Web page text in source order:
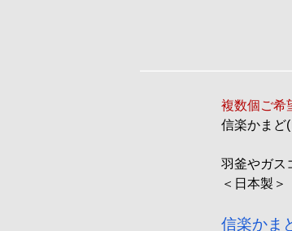
複数個ご希
信楽かまど
羽釜やガス
＜日本製＞
信楽かま